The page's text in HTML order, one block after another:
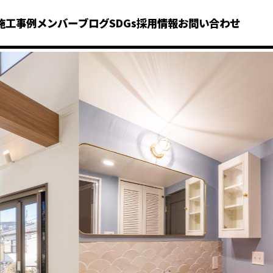
工事例メンバーブログSDGs採用情報お問い合わせ